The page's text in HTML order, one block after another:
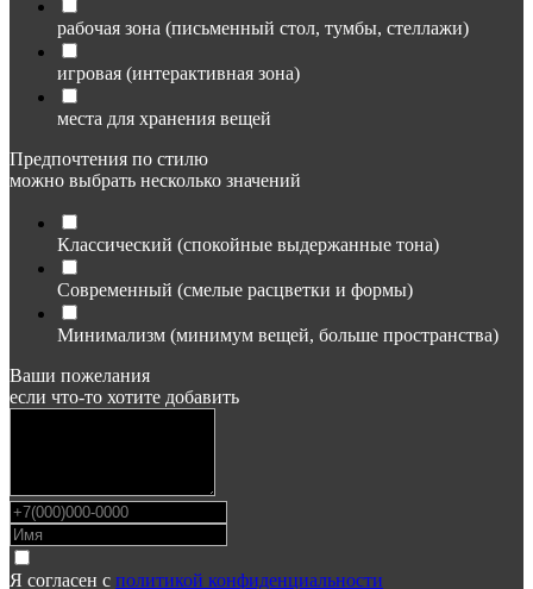
рабочая зона (письменный стол, тумбы, стеллажи)
игровая (интерактивная зона)
места для хранения вещей
Предпочтения по стилю
можно выбрать несколько значений
Классический (спокойные выдержанные тона)
Современный (смелые расцветки и формы)
Минимализм (минимум вещей, больше пространства)
Ваши пожелания
если что-то хотите добавить
Я согласен с политикой конфиденциальности